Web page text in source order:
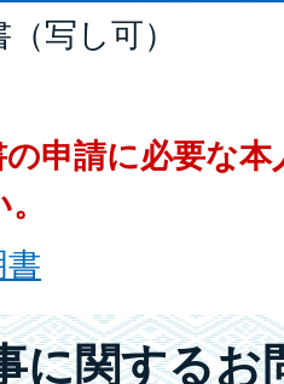
写し可）
申請に必要な
書
に関するお